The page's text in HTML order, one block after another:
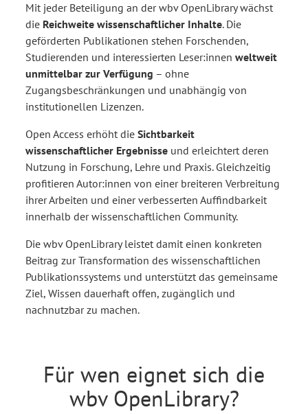
Mit jeder Beteiligung an der wbv OpenLibrary wächst
die Reichweite wissenschaftlicher Inhalte. Die
geförderten Publikationen stehen Forschenden,
Studierenden und interessierten Leser:innen weltweit
unmittelbar zur Verfügung – ohne
Zugangsbeschränkungen und unabhängig von
institutionellen Lizenzen.
Open Access erhöht die Sichtbarkeit
wissenschaftlicher Ergebnisse und erleichtert deren
Nutzung in Forschung, Lehre und Praxis. Gleichzeitig
profitieren Autor:innen von einer breiteren Verbreitung
ihrer Arbeiten und einer verbesserten Auffindbarkeit
innerhalb der wissenschaftlichen Community.
Die wbv OpenLibrary leistet damit einen konkreten
Beitrag zur Transformation des wissenschaftlichen
Publikationssystems und unterstützt das gemeinsame
Ziel, Wissen dauerhaft offen, zugänglich und
nachnutzbar zu machen.
Für wen eignet sich die
wbv OpenLibrary?